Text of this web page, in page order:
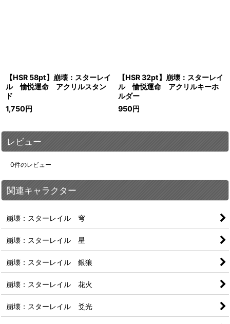
【HSR 58pt】崩壊：スターレイ
ル 愉悦運命 アクリルスタン
ド
1,750円
【HSR 32pt】崩壊：スターレイ
ル 愉悦運命 アクリルキーホ
ルダー
950円
レビュー
0件のレビュー
関連キャラクター
崩壊：スターレイル 穹
崩壊：スターレイル 星
崩壊：スターレイル 銀狼
崩壊：スターレイル 花火
崩壊：スターレイル 爻光